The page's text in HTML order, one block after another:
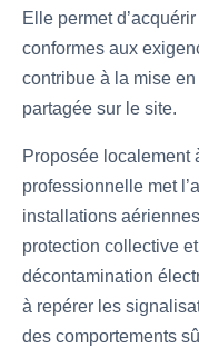
Elle permet
conformes aux
contribue à la mise
partagée sur le site.
Proposée localement
professionnelle met
installations
protection collective
décontamination
à repérer les
des comportements